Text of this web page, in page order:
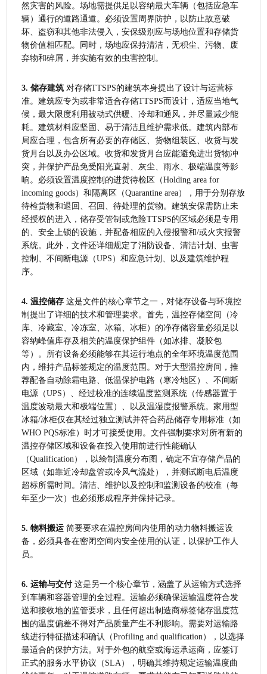
然灾害的风险。场地需提供足以容纳最大车辆（包括应急车
辆）通行的道路通道。必须设置周界防护，以防止故意破
坏、盗窃和其他非法侵入，安保级别应与场地位置和存储货
物价值相匹配。同时，场地应保持清洁，无积尘、污物、废
弃物和碎屑，并实施有效的虫害控制。
3. 储存建筑 对存储TTSPS的建筑本身提出了设计与运营标
准。建筑应专为或非常适合存储TTSPS而设计，适应当地气
候，最大限度利用被动式供暖、冷却和通风，并尽量减少能
耗。建筑材料应坚固、易于清洁且维护需求低。建筑内部布
局应合理，包含所有必要的存储区、货物组装区、收货与发
货月台以及办公区域。收货和发货月台应能避免进出货物冲
突，并保护产品免受阳光直射、灰尘、雨水、极端温度等影
响。必须设置温度控制的进货待检区（Holding area for
incoming goods）和隔离区（Quarantine area），用于分别存放
待检货物和退回、召回、待处理的货物。建筑安保需防止未
经授权的进入，储存受管制或危险TTSPS的区域必须是专用
的、安全上锁的设施，并配备相应的入侵报警和/或火灾报警
系统。此外，文件还详细规定了消防设备、清洁计划、虫害
控制、不间断电源（UPS）和应急计划、以及建筑维护程
序。
4. 温控储存 这是文件的核心章节之一，对储存设备与环境控
制提出了详细的技术和管理要求。首先，温控存储空间（冷
库、冷藏室、冷冻室、冰箱、冰柜）的净存储容量必须足以
容纳峰值库存及相关的温度保护组件（如冰排、凝胶包
等）。所有设备必须能够在其运行地点的全年环境温度范围
内，维持产品标签规定的温度范围。对于大型温控房间，推
荐配备自动除霜电路、低温保护电路（寒冷地区）、不间断
电源（UPS）、经过校准的连续温度监测系统（传感器置于
温度波动最大和极端位置）、以及温湿度报警系统。家用型
冰箱/冰柜仅在其经过独立测试并符合药品储存专用标准（如
WHO PQS标准）时才可接受使用。文件强制要求对所有新的
温控存储区域和设备在投入使用前进行性能确认
（Qualification），以绘制温度分布图，确定不宜存储产品的
区域（如靠近冷却盘管或冷风气流处），并测试断电后温度
超标所需时间。清洁、维护以及控制和监测设备的校准（每
年至少一次）也必须形成程序并保持记录。
5. 物料搬运 简要要求在温控房间内使用的动力物料搬运设
备，必须具备在密闭空间内安全使用的认证，以保护工作人
员。
6. 运输与交付 这是另一个核心章节，涵盖了从运输方式选择
到车辆和容器管理的全过程。运输必须确保运输温度符合发
送和接收地的监管要求，且任何超出制造商标签储存温度范
围的温度偏差不得对产品质量产生不利影响。需要对运输路
线进行特征描述和确认（Profiling and qualification），以选择
最适合的保护方法。对于外包的航空或海运承运商，应签订
正式的服务水平协议（SLA），明确其维持规定运输温度曲